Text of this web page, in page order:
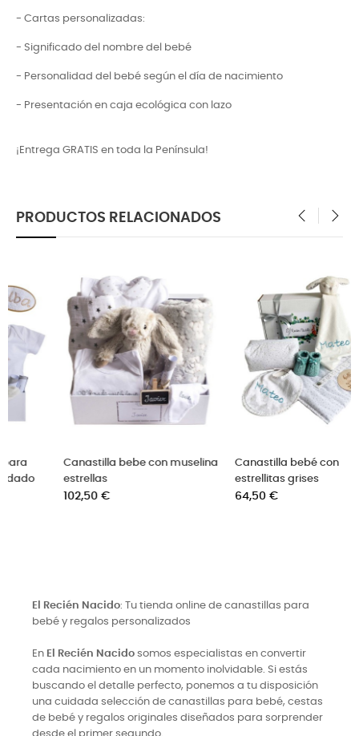
- Cartas personalizadas:
- Significado del nombre del bebé
- Personalidad del bebé según el día de nacimiento
- Presentación en caja ecológica con lazo
¡Entrega GRATIS en toda la Península!
PRODUCTOS RELACIONADOS
Canastilla bebé con
estrellitas grises
64,50 €
Canastilla bebe con jersey
personalizado
56,50 €
El Recién Nacido: Tu tienda online de canastillas para
bebé y regalos personalizados
En El Recién Nacido somos especialistas en convertir
cada nacimiento en un momento inolvidable. Si estás
buscando el detalle perfecto, ponemos a tu disposición
una cuidada selección de canastillas para bebé, cestas
de bebé y regalos originales diseñados para sorprender